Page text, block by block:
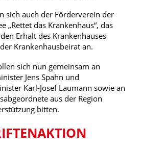
sich auch der Förderverein der
„Rettet das Krankenhaus“, das
Erhalt des Krankenhauses
Krankenhausbeirat an.
sich nun gemeinsam an
Jens Spahn und
Karl-Josef Laumann sowie an
aus der Region
bitten.